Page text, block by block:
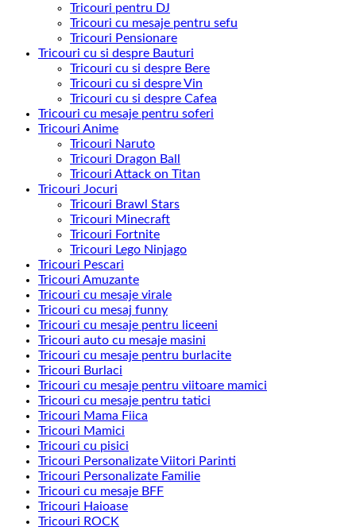
Tricouri pentru DJ
Tricouri cu mesaje pentru sefu
Tricouri Pensionare
Tricouri cu si despre Bauturi
Tricouri cu si despre Bere
Tricouri cu si despre Vin
Tricouri cu si despre Cafea
Tricouri cu mesaje pentru soferi
Tricouri Anime
Tricouri Naruto
Tricouri Dragon Ball
Tricouri Attack on Titan
Tricouri Jocuri
Tricouri Brawl Stars
Tricouri Minecraft
Tricouri Fortnite
Tricouri Lego Ninjago
Tricouri Pescari
Tricouri Amuzante
Tricouri cu mesaje virale
Tricouri cu mesaj funny
Tricouri cu mesaje pentru liceeni
Tricouri auto cu mesaje masini
Tricouri cu mesaje pentru burlacite
Tricouri Burlaci
Tricouri cu mesaje pentru viitoare mamici
Tricouri cu mesaje pentru tatici
Tricouri Mama Fiica
Tricouri Mamici
Tricouri cu pisici
Tricouri Personalizate Viitori Parinti
Tricouri Personalizate Familie
Tricouri cu mesaje BFF
Tricouri Haioase
Tricouri ROCK